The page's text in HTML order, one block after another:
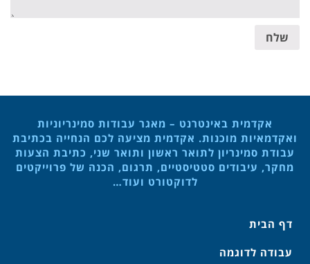
שלח
אקדמית באינטרנט – מאגר עבודות סמינריוניות
ואקדמאיות מוכנות. אקדמית מציעה לכם הנחייה בכתיבת
עבודת סמינריון לתואר ראשון ותואר שני, כתיבת הצעות
מחקר, עיבודים סטטיסטיים, תרגום, הכנה של פרוייקטים
לדוקטורט ועוד…
דף הבית
עבודה לדוגמה